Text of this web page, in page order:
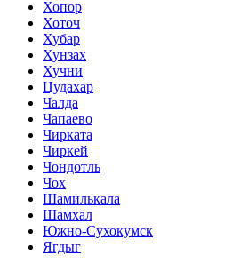
Хопор
Хоточ
Хубар
Хунзах
Хучни
Цудахар
Чалда
Чапаево
Чирката
Чиркей
Чондотль
Чох
Шамилькала
Шамхал
Южно-Сухокумск
Ягдыг